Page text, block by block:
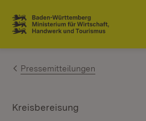
Zum Inhalt springen
Link zur Startseite
Pressemitteilungen
Kreisbereisung